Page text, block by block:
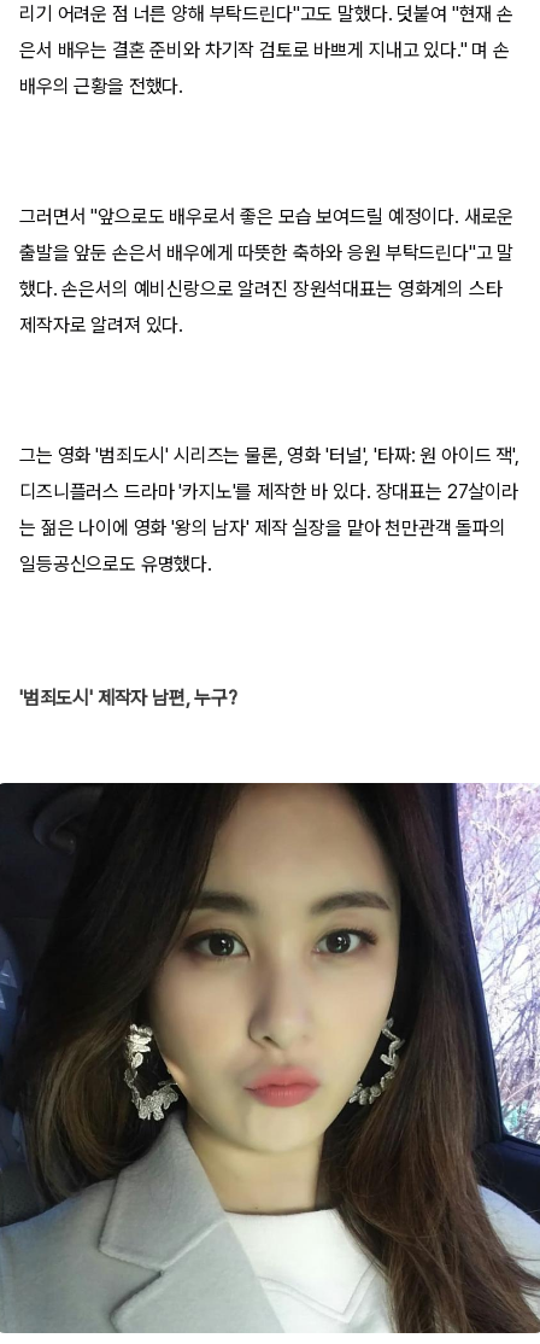
리기 어려운 점 너른 양해 부탁드린다"고도 말했다. 덧붙여 "현재 손
은서 배우는 결혼 준비와 차기작 검토로 바쁘게 지내고 있다." 며 손
배우의 근황을 전했다.
그러면서 "앞으로도 배우로서 좋은 모습 보여드릴 예정이다. 새로운
출발을 앞둔 손은서 배우에게 따뜻한 축하와 응원 부탁드린다"고 말
했다. 손은서의 예비신랑으로 알려진 장원석대표는 영화계의 스타
제작자로 알려져 있다.
그는 영화 '범죄도시' 시리즈는 물론, 영화 '터널', '타짜: 원 아이드 잭',
디즈니플러스 드라마 '카지노'를 제작한 바 있다. 장대표는 27살이라
는 젊은 나이에 영화 '왕의 남자' 제작 실장을 맡아 천만관객 돌파의
일등공신으로도 유명했다.
'범죄도시' 제작자 남편, 누구?